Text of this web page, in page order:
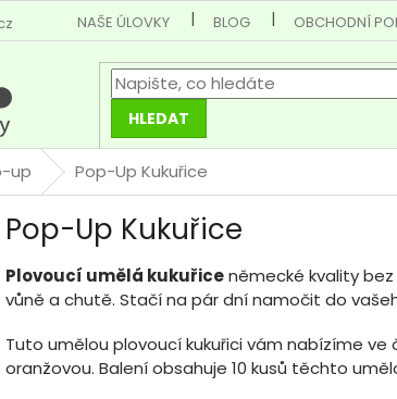
NAŠE ÚLOVKY BLOG OBCHODNÍ
HLEDAT
up Pop-Up Kukuřice
Pop-Up Kukuřice
Plovoucí umělá kukuřiceněmecké kvality
vůně a chutě. Stačí na pár dní namočit do
Tuto umělou plovoucí kukuřici vám nabízíme
oranžovou. Balení obsahuje 10 kusů těchto